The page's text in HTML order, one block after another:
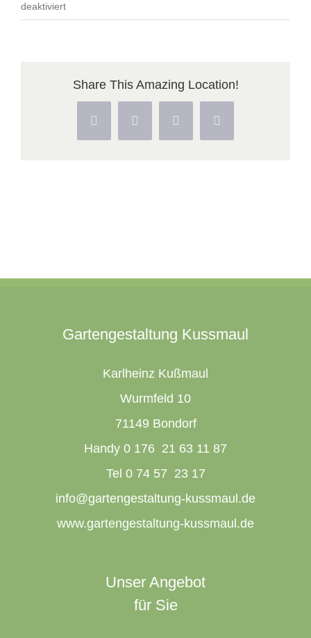
deaktiviertfür
Share This Amazing Location!
Facebook
X PinterestVk
Gartengestaltung Kussmaul
Karlheinz Kußmaul
Wurmfeld 10
71149 Bondorf
Handy 0 176 21 63 11 87
Tel 0 74 57 23 17
info@gartengestaltung-kussmaul.de
www.gartengestaltung-kussmaul.de
Unser Angebot
für Sie